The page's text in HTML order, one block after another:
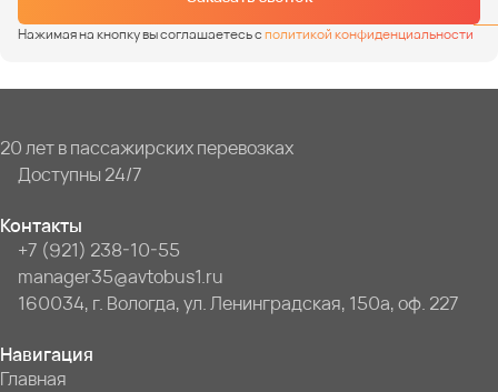
Нажимая на кнопку вы соглашаетесь сполитикой конфиденциальности
20 лет в пассажирских перевозках
Доступны 24/7
Контакты
+7 (921) 238-10-55
manager35@avtobus1.ru
160034, г. Вологда, ул. Ленинградская, 150а, оф. 227
Навигация
Главная